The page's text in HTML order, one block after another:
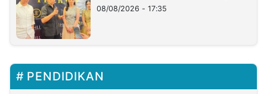
08/08/2026 - 17:35
PENDIDIKAN